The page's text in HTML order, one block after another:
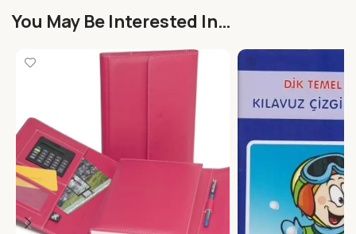
You May Be Interested In…